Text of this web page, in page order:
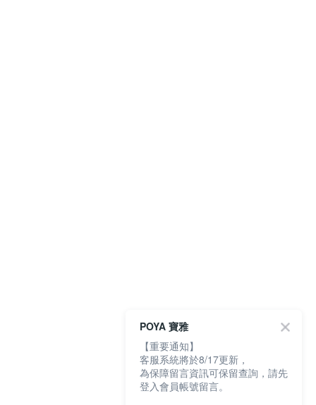
POYA 寶雅
【重要通知】
客服系統將於8/17更新，
為保障留言資訊可保留查詢，請先
登入會員帳號留言。